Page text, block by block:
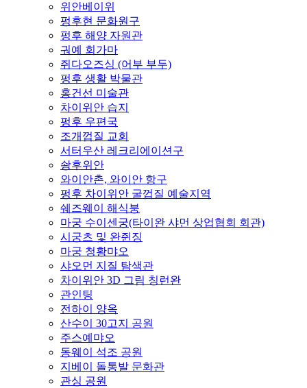
위안베이위
펑후현 문화원구
펑후 해양 자원관
궈예 회가마
쥐다오즈싱 (어부 부두)
펑후 생활 박물관
홍건선 미술관
차이위안 습지
펑후 우편국
조개껍질 교회
서터우산 레크리에이션구
솽후위안
와이안촌, 와이안 항구
펑후 차이위안 굴껍질 예술지역
쉐즈웨이 해식붕
마궁 수이센궁(타이완 샤먼 상업협회 회관)
시궁츠 및 완쥔징
마궁 청황먀오
샤오먼 지질 탐색관
차이위안 3D 그림 칭런완
관인팅
전하이 양옥
산수이 30고지 공원
주스예먀오
동웨이 석조 공원
지베이 돌통발 문화관
관싱 공원